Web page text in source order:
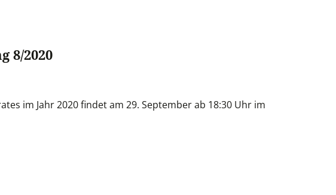
8/2020
im Jahr 2020 findet am 29. September ab 18:30 Uhr im